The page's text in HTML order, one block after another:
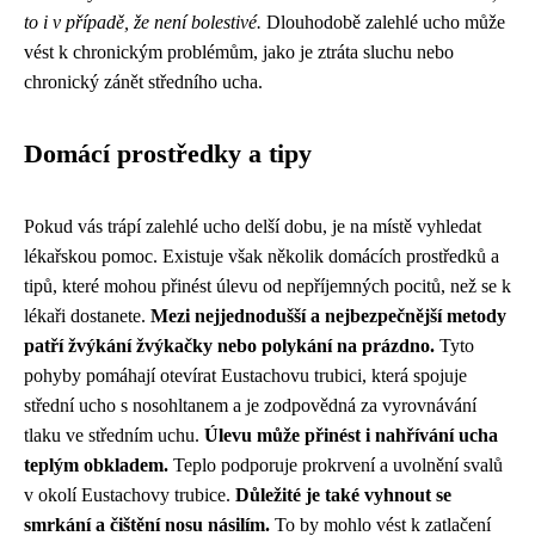
to i v případě, že není bolestivé. Dlouhodobě zalehlé ucho může
vést k chronickým problémům, jako je ztráta sluchu nebo
chronický zánět středního ucha.
Domácí prostředky a tipy
Pokud vás trápí zalehlé ucho delší dobu, je na místě vyhledat
lékařskou pomoc. Existuje však několik domácích prostředků a
tipů, které mohou přinést úlevu od nepříjemných pocitů, než se k
lékaři dostanete. Mezi nejjednodušší a nejbezpečnější metody
patří žvýkání žvýkačky nebo polykání na prázdno. Tyto
pohyby pomáhají otevírat Eustachovu trubici, která spojuje
střední ucho s nosohltanem a je zodpovědná za vyrovnávání
tlaku ve středním uchu. Úlevu může přinést i nahřívání ucha
teplým obkladem. Teplo podporuje prokrvení a uvolnění svalů
v okolí Eustachovy trubice. Důležité je také vyhnout se
smrkání a čištění nosu násilím. To by mohlo vést k zatlačení